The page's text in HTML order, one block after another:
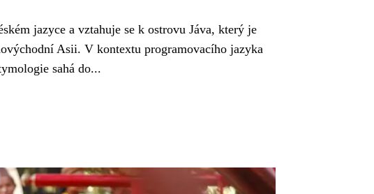
jazyce a vztahuje se k ostrovu Jáva, který je
Asii. V kontextu programovacího jazyka
sahá do...